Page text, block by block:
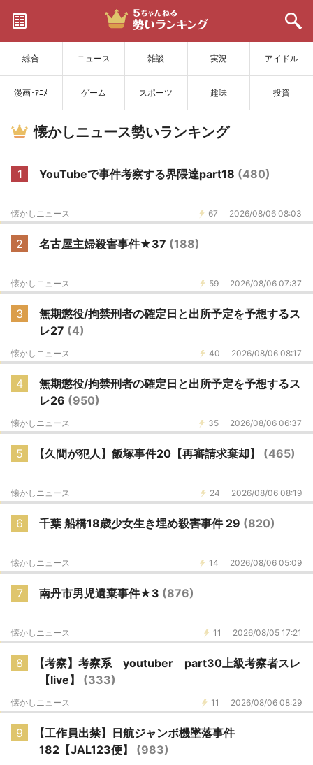
総合 ニュース 雑談 実況 アイドル
漫画･ｱﾆﾒ ゲーム スポーツ 趣味 投資
サイトを更新
懐かしニュース勢いランキング
1 YouTubeで事件考察する界隈達part18 (480)
67 2026/08/06 08:03
懐かしニュース
2 名古屋主婦殺害事件★37 (188)
59 2026/08/06 07:37
懐かしニュース
3
無期懲役/拘禁刑者の確定日と出所予定を予想するス
レ27 (4)
40 2026/08/06 08:17
懐かしニュース
4
無期懲役/拘禁刑者の確定日と出所予定を予想するス
レ26 (950)
35 2026/08/06 06:37
懐かしニュース
5 【久間が犯人】飯塚事件20【再審請求棄却】 (465)
24 2026/08/06 08:19
懐かしニュース
6 千葉 船橋18歳少女生き埋め殺害事件 29 (820)
14 2026/08/06 05:09
懐かしニュース
7 南丹市男児遺棄事件★3 (876)
11 2026/08/05 17:21
懐かしニュース
8
【考察】考察系 youtuber part30上級考察者スレ
【live】 (333)
11 2026/08/06 08:29
懐かしニュース
9
【工作員出禁】日航ジャンボ機墜落事件
182【JAL123便】 (983)